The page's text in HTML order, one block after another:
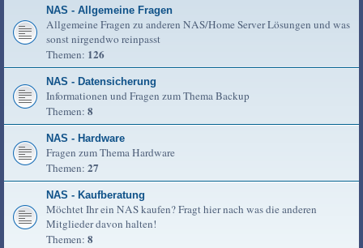
NAS - Allgemeine Fragen
Allgemeine Fragen zu anderen NAS/Home Server Lösungen und was
sonst nirgendwo reinpasst
Themen: 126
NAS - Datensicherung
Informationen und Fragen zum Thema Backup
Themen: 8
NAS - Hardware
Fragen zum Thema Hardware
Themen: 27
NAS - Kaufberatung
Möchtet Ihr ein NAS kaufen? Fragt hier nach was die anderen
Mitglieder davon halten!
Themen: 8